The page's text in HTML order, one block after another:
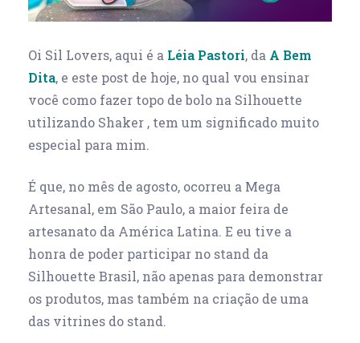
Oi Sil Lovers, aqui é a Léia Pastori, da A Bem
Dita, e este post de hoje, no qual vou ensinar
você como fazer topo de bolo na Silhouette
utilizando Shaker , tem um significado muito
especial para mim.
É que, no mês de agosto, ocorreu a Mega
Artesanal, em São Paulo, a maior feira de
artesanato da América Latina. E eu tive a
honra de poder participar no stand da
Silhouette Brasil, não apenas para demonstrar
os produtos, mas também na criação de uma
das vitrines do stand.